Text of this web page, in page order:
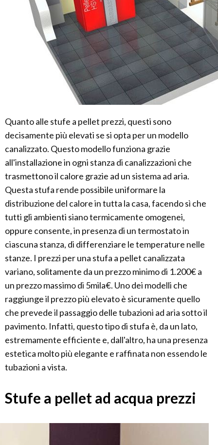
Quanto alle stufe a pellet prezzi, questi sono
decisamente più elevati se si opta per un modello
canalizzato. Questo modello funziona grazie
all'installazione in ogni stanza di canalizzazioni che
trasmettono il calore grazie ad un sistema ad aria.
Questa stufa rende possibile uniformare la
distribuzione del calore in tutta la casa, facendo sì che
tutti gli ambienti siano termicamente omogenei,
oppure consente, in presenza di un termostato in
ciascuna stanza, di differenziare le temperature nelle
stanze. I prezzi per una stufa a pellet canalizzata
variano, solitamente da un prezzo minimo di 1.200€ a
un prezzo massimo di 5mila€. Uno dei modelli che
raggiunge il prezzo più elevato è sicuramente quello
che prevede il passaggio delle tubazioni ad aria sotto il
pavimento. Infatti, questo tipo di stufa è, da un lato,
estremamente efficiente e, dall'altro, ha una presenza
estetica molto più elegante e raffinata non essendo le
tubazioni a vista.
Stufe a pellet ad acqua prezzi